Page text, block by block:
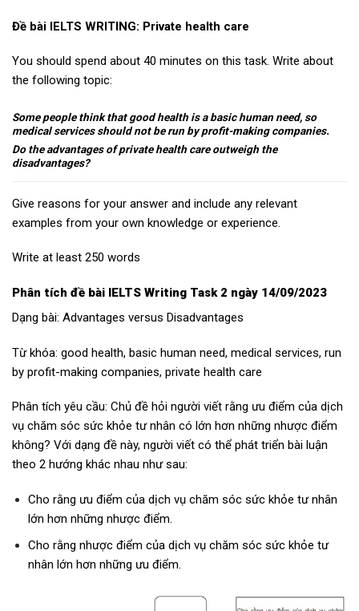
Đề bài IELTS WRITING: Private health care
You should spend about 40 minutes on this task. Write about
the following topic:
Some people think that good health is a basic human need, so
medical services should not be run by profit-making companies.
Do the advantages of private health care outweigh the
disadvantages?
Give reasons for your answer and include any relevant
examples from your own knowledge or experience.
Write at least 250 words
Phân tích đề bài IELTS Writing Task 2 ngày 14/09/2023
Dạng bài: Advantages versus Disadvantages
Từ khóa: good health, basic human need, medical services, run
by profit-making companies, private health care
Phân tích yêu cầu: Chủ đề hỏi người viết rằng ưu điểm của dịch
vụ chăm sóc sức khỏe tư nhân có lớn hơn những nhược điểm
không? Với dạng đề này, người viết có thể phát triển bài luận
theo 2 hướng khác nhau như sau:
Cho rằng ưu điểm của dịch vụ chăm sóc sức khỏe tư nhân
lớn hơn những nhược điểm.
Cho rằng nhược điểm của dịch vụ chăm sóc sức khỏe tư
nhân lớn hơn những ưu điểm.